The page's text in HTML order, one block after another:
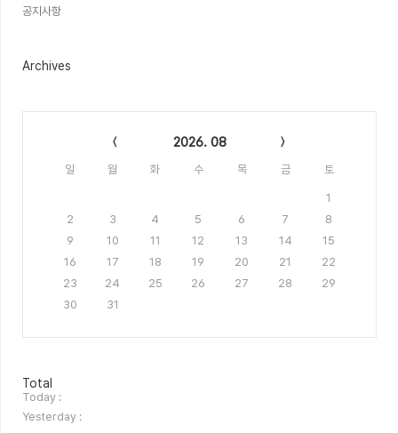
공지사항
Archives
2026. 08
일 월 화 수 목 금 토
1
2
3 4 5 6 7
8
9
10 11 12 13 14
15
16
17 18 19 20 21
22
23
24 25 26 27 28
29
30
31
방
문
자
수
Total
Today :
Yesterday :